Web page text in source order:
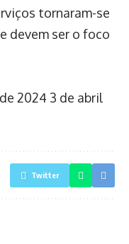
tornaram-se
devem ser o foco
2024 3 de abril
Twitter